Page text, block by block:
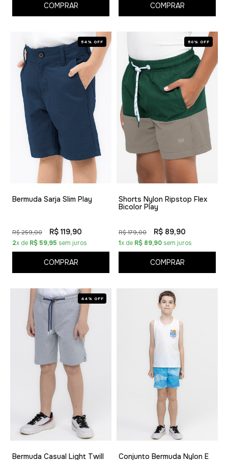
COMPRAR COMPRAR
54% OFF
Bermuda Sarja Slim Play
R$ 259,00 R$ 119,90
2x de R$ 59,95 sem juros
COMPRAR
50% OFF
Shorts Nylon Ripstop Flex
Bicolor Play
R$ 179,00 R$ 89,90
1x de R$ 89,90 sem juros
COMPRAR
44% OFF
Bermuda Casual Light Twill
Conjunto Bermuda Nylon E